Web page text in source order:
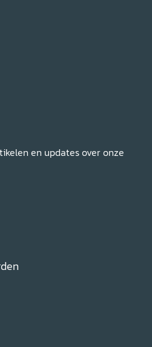
en updates over onze